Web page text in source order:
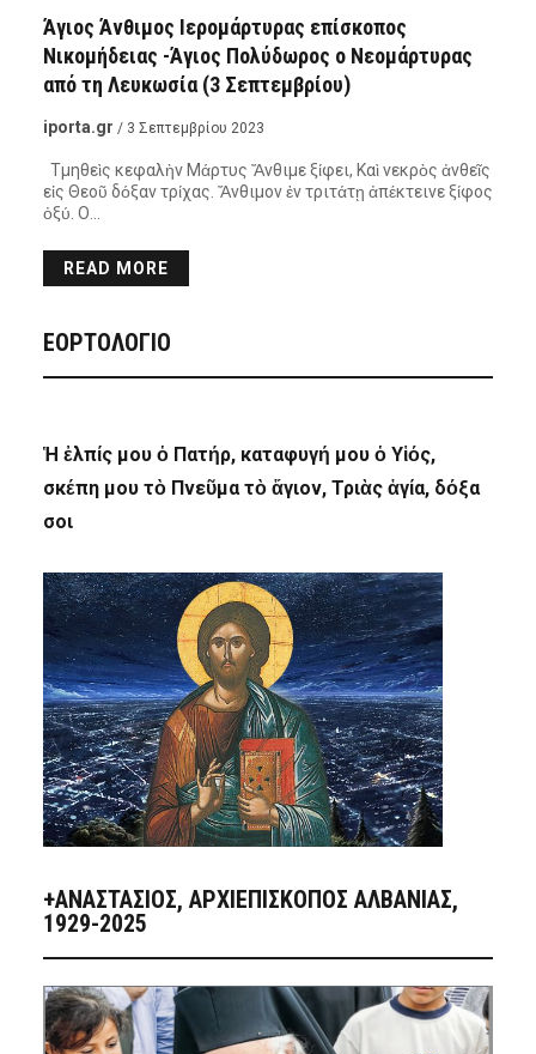
Άγιος Άνθιμος Ιερομάρτυρας επίσκοπος
Νικομήδειας -Άγιος Πολύδωρος ο Νεομάρτυρας
από τη Λευκωσία (3 Σεπτεμβρίου)
iporta.gr / 3 Σεπτεμβρίου 2023
Τμηθεὶς κεφαλὴν Μάρτυς Ἄνθιμε ξίφει, Καὶ νεκρὸς ἀνθεῖς
εἰς Θεοῦ δόξαν τρίχας. Ἄνθιμον ἐν τριτάτῃ ἀπέκτεινε ξίφος
ὀξύ. Ο…
READ MORE
ΕΟΡΤΟΛΟΓΙΟ
Ἡ ἐλπίς μου ὁ Πατήρ, καταφυγή μου ὁ Υἱός,
σκέπη μου τὸ Πνεῦμα τὸ ἅγιον, Τριὰς ἁγία, δόξα
σοι
+ΑΝΑΣΤΆΣΙΟΣ, ΑΡΧΙΕΠΊΣΚΟΠΟΣ ΑΛΒΑΝΊΑΣ,
1929-2025